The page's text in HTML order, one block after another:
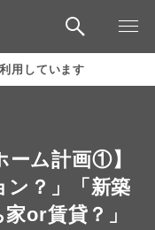
用しています
ーム計画①】
ン？」「新築
or賃貸？」